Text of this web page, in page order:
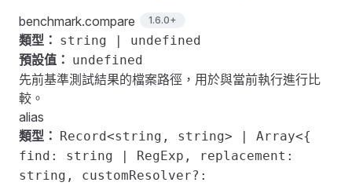
benchmark.compare 1.6.0+
類型： string | undefined
預設值： undefined
先前基準測試結果的檔案路徑，用於與當前執行進行比
較。
alias
類型： Record<string, string> | Array<{
find: string | RegExp, replacement:
string, customResolver?: